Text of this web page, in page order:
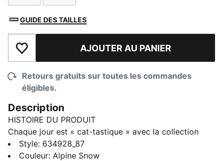
GUIDE DES TAILLES
Ajouter à la liste de souhaits
AJOUTER AU PANIER
Retours gratuits sur toutes les commandes
éligibles.
Description
HISTOIRE DU PRODUIT
Chaque jour est « cat-tastique » avec la collection
PUMA x GABBY ET LA MAISON MAGIQUE. Les jeunes
adeptes de la série adoreront cette version « à la
Style: 634928_87
Couleur: Alpine Snow